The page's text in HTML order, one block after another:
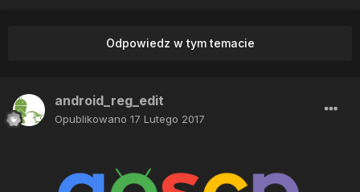
Odpowiedz w tym temacie
android_reg_edit
Opublikowano 17 Lutego 2017